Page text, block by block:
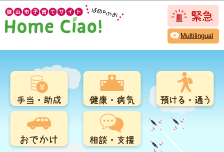
の
ペ
ジ
このページの本文へ移動
Multilingual